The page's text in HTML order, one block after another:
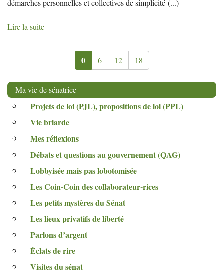
démarches personnelles et collectives de simplicité (...)
Lire la suite
0 6 12 18
Ma vie de sénatrice
Projets de loi (PJL), propositions de loi (PPL)
Vie briarde
Mes réflexions
Débats et questions au gouvernement (QAG)
Lobbyisée mais pas lobotomisée
Les Coin-Coin des collaborateur-rices
Les petits mystères du Sénat
Les lieux privatifs de liberté
Parlons d’argent
Éclats de rire
Visites du sénat